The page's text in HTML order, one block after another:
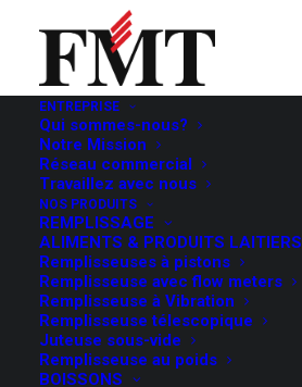
ENTREPRISE
Qui sommes-nous?
Notre Mission
Réseau commercial
Travaillez avec nous
NOS PRODUITS
REMPLISSAGE
ALIMENTS & PRODUITS LAITIERS
Remplisseuses à pistons
Remplisseuse avec flow meters
Remplisseuse à Vibration
Remplisseuse télescopique
Juteuse sous-vide
Remplisseuse au poids
BOISSONS
Boissons
énergisantes